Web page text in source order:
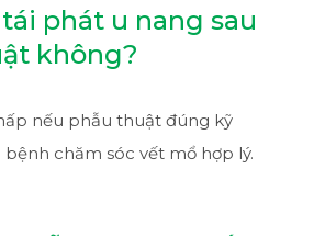
phát u nang sau
không?
nếu phẫu thuật đúng kỹ
chăm sóc vết mổ hợp lý.